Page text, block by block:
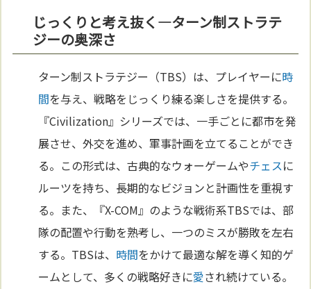
じっくりと考え抜く—ターン制ストラテ
ジーの奥深さ
ターン制ストラテジー（TBS）は、プレイヤーに時
間を与え、戦略をじっくり練る楽しさを提供する。
『Civilization』シリーズでは、一手ごとに都市を発
展させ、外交を進め、軍事計画を立てることができ
る。この形式は、古典的なウォーゲームやチェスに
ルーツを持ち、長期的なビジョンと計画性を重視す
る。また、『X-COM』のような戦術系TBSでは、部
隊の配置や行動を熟考し、一つのミスが勝敗を左右
する。TBSは、 時間をかけて最適な解を導く知的ゲ
ームとして、多くの戦略好きに愛され続けている。